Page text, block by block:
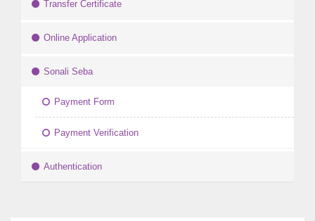
Transfer Certificate
Online Application
Sonali Seba
Payment Form
Payment Verification
Authentication